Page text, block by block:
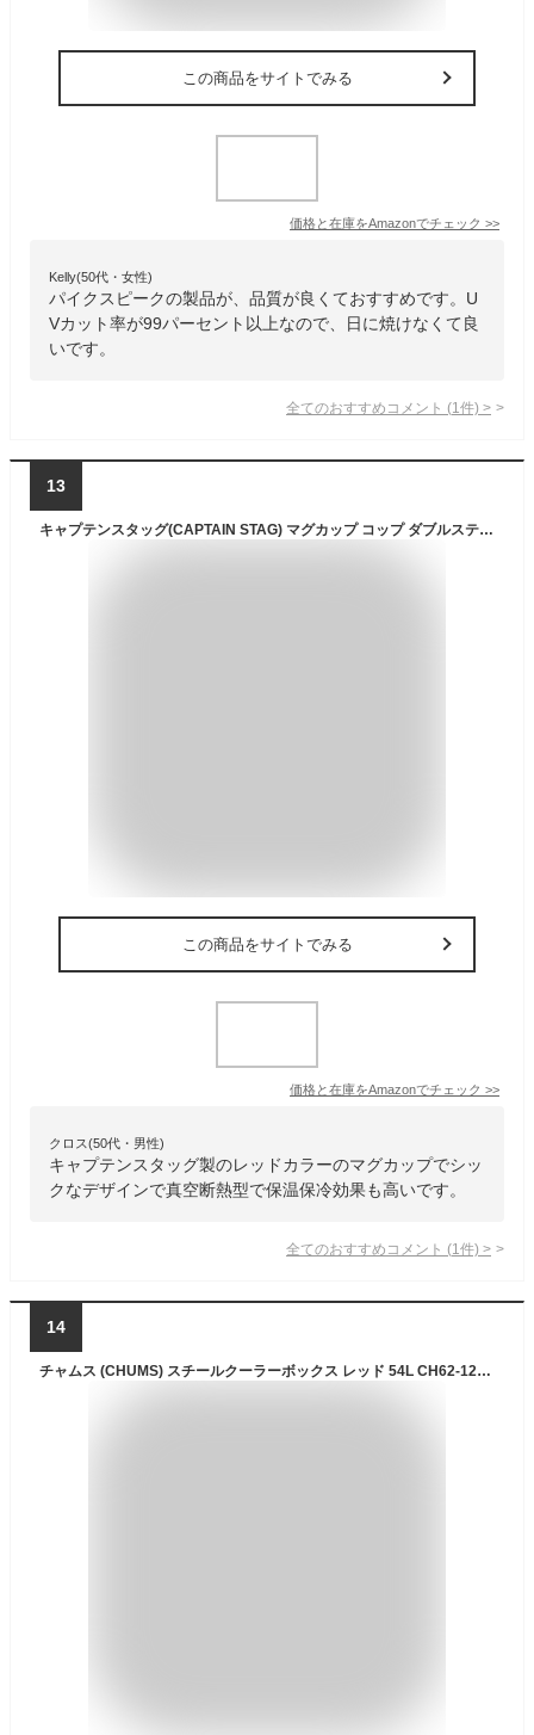
この商品をサイトでみる
価格と在庫をAmazonでチェック >>
Kelly(50代・女性)
パイクスピークの製品が、品質が良くておすすめです。U
Vカット率が99パーセント以上なので、日に焼けなくて良
いです。
全てのおすすめコメント (1 件) >
13
キャプテンスタッグ(CAPTAIN STAG) マグカップ コップ ダブルステンレス 真空断熱 保温・保冷 350ml レッド モンテ UE-3435
この商品をサイトでみる
価格と在庫をAmazonでチェック >>
クロス(50代・男性)
キャプテンスタッグ製のレッドカラーのマグカップでシッ
クなデザインで真空断熱型で保温保冷効果も高いです。
全てのおすすめコメント (1 件) >
14
チャムス (CHUMS) スチールクーラーボックス レッド 54L CH62-1283-R001-00 H 42×W 58×D 36.5cm